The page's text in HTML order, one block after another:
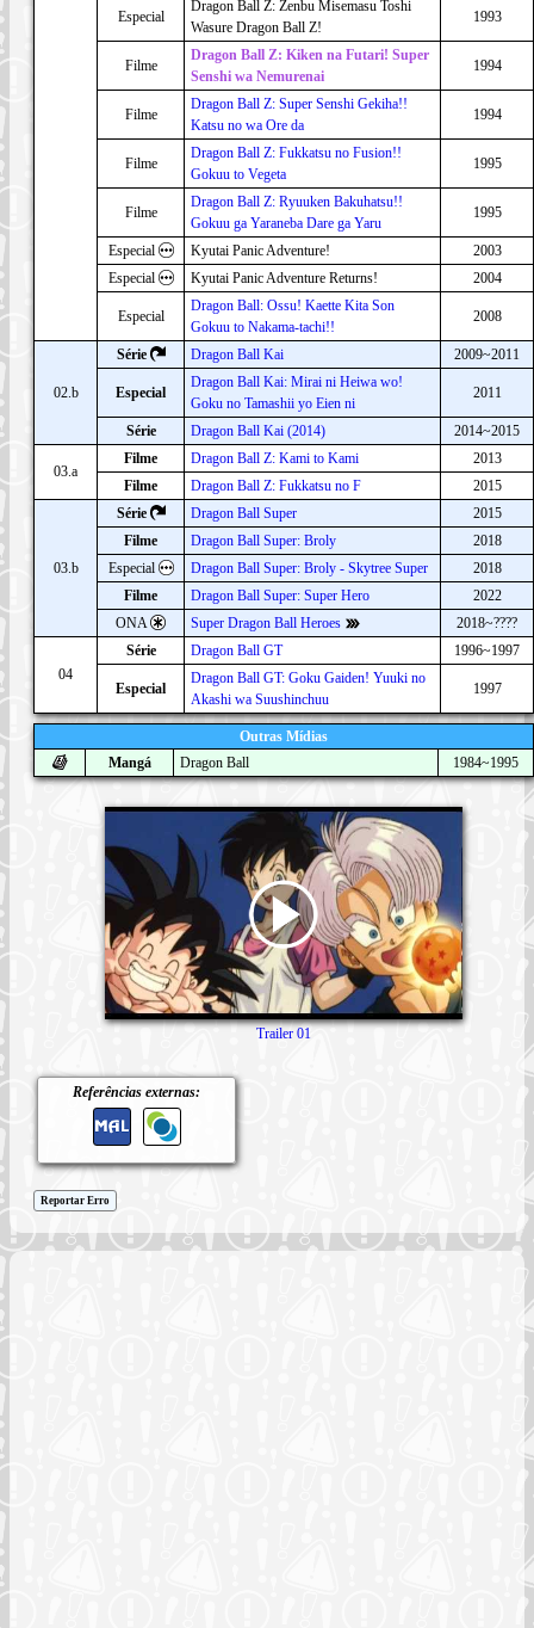
Especial
Dragon Ball Z: Zenbu Misemasu Toshi
Wasure Dragon Ball Z!
1993
Filme
Dragon Ball Z: Kiken na Futari! Super
Senshi wa Nemurenai
1994
Filme
Dragon Ball Z: Super Senshi Gekiha!!
Katsu no wa Ore da
1994
Filme
Dragon Ball Z: Fukkatsu no Fusion!!
Gokuu to Vegeta
1995
Filme
Dragon Ball Z: Ryuuken Bakuhatsu!!
Gokuu ga Yaraneba Dare ga Yaru
1995
Especial Kyutai Panic Adventure!
2003
Especial
Kyutai Panic Adventure Returns! 2004
Especial
Dragon Ball: Ossu! Kaette Kita Son
Gokuu to Nakama-tachi!!
2008
02.b
Série Dragon Ball Kai 2009~2011
Especial
Dragon Ball Kai: Mirai ni Heiwa wo!
Goku no Tamashii yo Eien ni
2011
Série Dragon Ball Kai (2014) 2014~2015
03.a
Filme Dragon Ball Z: Kami to Kami
2013
Filme
Dragon Ball Z: Fukkatsu no F 2015
03.b
Série Dragon Ball Super
2015
Filme
Dragon Ball Super: Broly
2018
Especial
Dragon Ball Super: Broly - Skytree Super
2018
Filme
Dragon Ball Super: Super Hero
2022
ONA
Super Dragon Ball Heroes 2018~????
04
Série Dragon Ball GT 1996~1997
Especial
Dragon Ball GT: Goku Gaiden! Yuuki no
Akashi wa Suushinchuu
1997
Outras Mídias
Mangá
Dragon Ball 1984~1995
Referências externas:
Trailer 01
Reportar Erro